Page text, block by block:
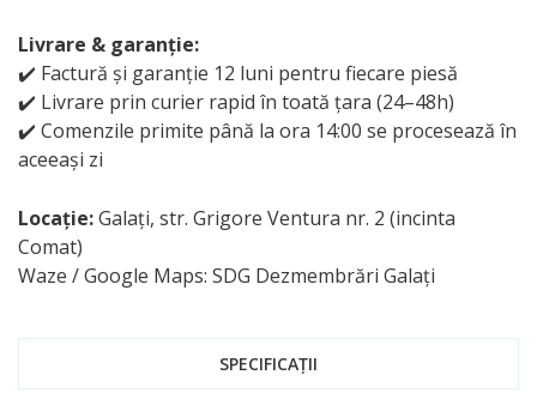
Livrare & garanție:
✔️ Factură și garanție 12 luni pentru fiecare piesă
✔️ Livrare prin curier rapid în toată țara (24–48h)
✔️ Comenzile primite până la ora 14:00 se procesează în
aceeași zi
Locație:Galați, str. Grigore Ventura nr. 2 (incinta
Comat)
Waze / Google Maps: SDG Dezmembrări Galați
SPECIFICAȚII